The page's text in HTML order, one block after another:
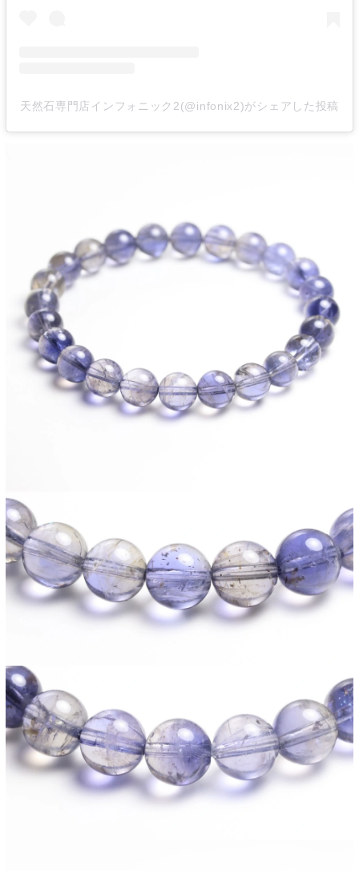
天然石専門店インフォニック2(@infonix2)がシェアした投稿